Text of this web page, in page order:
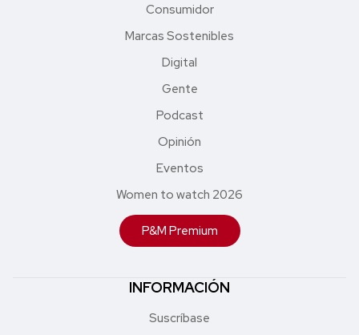
Consumidor
Marcas Sostenibles
Digital
Gente
Podcast
Opinión
Eventos
Women to watch 2026
P&M Premium
INFORMACIÓN
Suscríbase